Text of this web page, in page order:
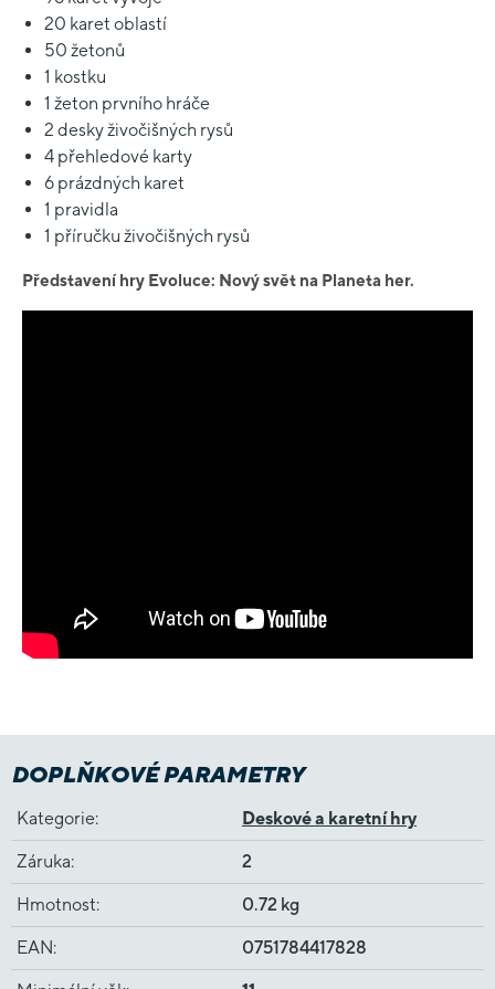
20 karet oblastí
50 žetonů
1 kostku
1 žeton prvního hráče
2 desky živočišných rysů
4 přehledové karty
6 prázdných karet
1 pravidla
1 příručku živočišných rysů
Představení hry Evoluce: Nový svět na Planeta her.
DOPLŇKOVÉ PARAMETRY
Kategorie: Deskové a karetní hry
Záruka: 2
Hmotnost: 0.72 kg
EAN: 0751784417828